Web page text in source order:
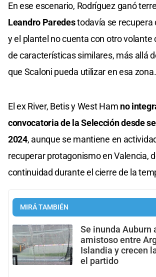
En ese escenario, Rodríguez ganó
Leandro Paredestodavía se recupera
y el plantel no cuenta con otro volante
de características similares, más allá
que Scaloni pueda utilizar en esa zona.
El ex River, Betis y West Ham no
convocatoria de la Selección desde
2024, aunque se mantiene en
recuperar protagonismo en Valencia,
continuidad durante el cierre de la
MIRÁ TAMBIÉN
Se inunda Auburn
amistoso entre
Islandia y crecen
el partido